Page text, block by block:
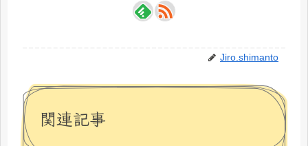
Jiro.shimanto
関連記事